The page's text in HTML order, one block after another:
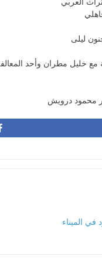
ليلى
خليل مطران وأحد
محمود درويش
الميناء